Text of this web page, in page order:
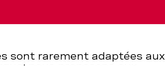
sont rarement adaptées aux